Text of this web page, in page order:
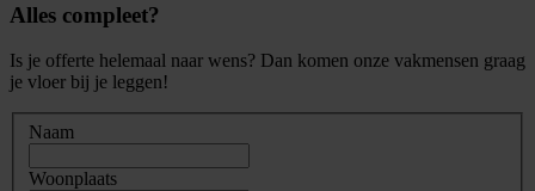
Alles compleet?
Is je offerte helemaal naar wens? Dan komen onze vakmensen graag
je vloer bij je leggen!
Naam
Woonplaats